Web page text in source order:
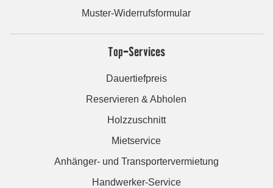
Muster-Widerrufsformular
Top-Services
Dauertiefpreis
Reservieren & Abholen
Holzzuschnitt
Mietservice
Anhänger- und Transportervermietung
Handwerker-Service